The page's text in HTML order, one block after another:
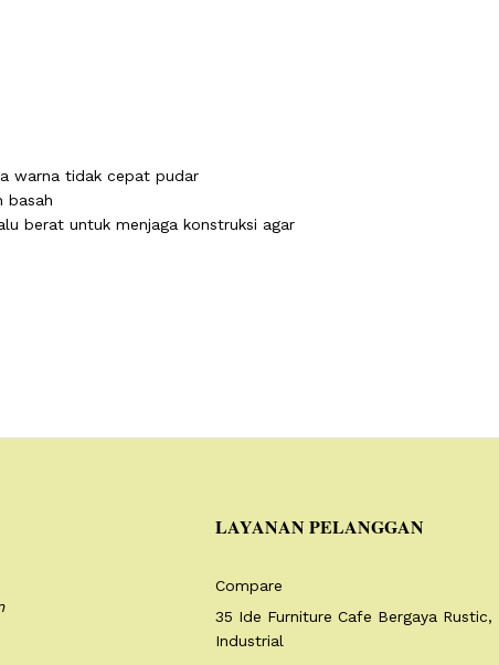
warna tidak cepat pudar
basah
berat untuk menjaga konstruksi agar
LAYANAN PELANGGAN
Compare
35 Ide Furniture Cafe Bergaya Rustic,
Industrial